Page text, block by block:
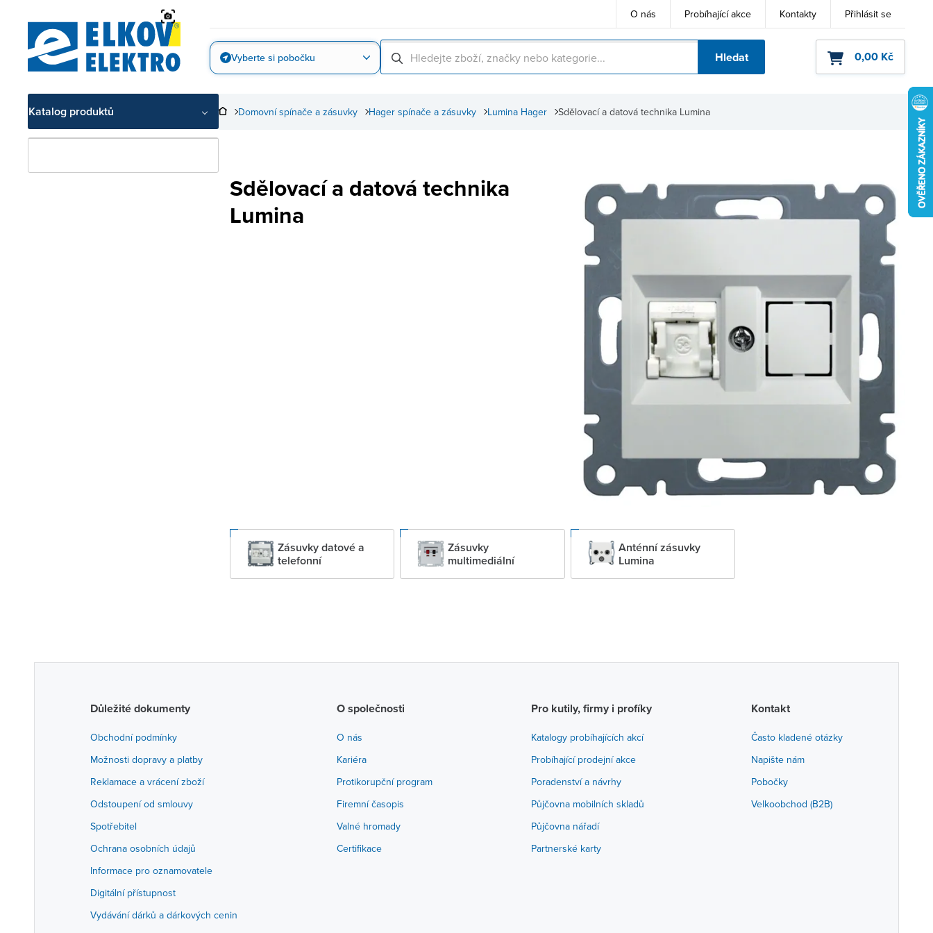
O nás Probíhající akce Kontakty Přihlásit se
Vyberte si pobočku Hledat 0,00 Kč
Katalog produktů Sdělovací a datová technika Lumina
Lumina Hager
Hager spínače a zásuvky
Domovní spínače a zásuvky
Sdělovací a datová technika
Lumina
Zásuvky datové a
telefonní
Zásuvky
multimediální
Anténní zásuvky
Lumina
Důležité dokumenty
Obchodní podmínky
Možnosti dopravy a platby
Reklamace a vrácení zboží
Odstoupení od smlouvy
Spotřebitel
Ochrana osobních údajů
Informace pro oznamovatele
Digitální přístupnost
Vydávání dárků a dárkových cenin
O společnosti
O nás
Kariéra
Protikorupční program
Firemní časopis
Valné hromady
Certifikace
Pro kutily, firmy i profíky
Katalogy probíhajících akcí
Probíhající prodejní akce
Poradenství a návrhy
Půjčovna mobilních skladů
Půjčovna nářadí
Partnerské karty
Kontakt
Často kladené otázky
Napište nám
Pobočky
Velkoobchod (B2B)